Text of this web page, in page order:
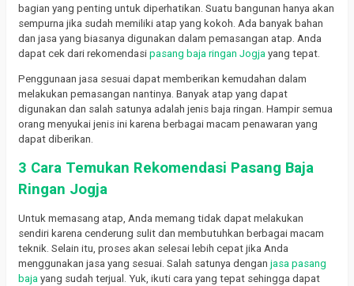
bagian yang penting untuk diperhatikan. Suatu bangunan hanya akan
sempurna jika sudah memiliki atap yang kokoh. Ada banyak bahan
dan jasa yang biasanya digunakan dalam pemasangan atap. Anda
dapat cek dari rekomendasi pasang baja ringan Jogja yang tepat.
Penggunaan jasa sesuai dapat memberikan kemudahan dalam
melakukan pemasangan nantinya. Banyak atap yang dapat
digunakan dan salah satunya adalah jenis baja ringan. Hampir semua
orang menyukai jenis ini karena berbagai macam penawaran yang
dapat diberikan.
3 Cara Temukan Rekomendasi Pasang Baja
Ringan Jogja
Untuk memasang atap, Anda memang tidak dapat melakukan
sendiri karena cenderung sulit dan membutuhkan berbagai macam
teknik. Selain itu, proses akan selesai lebih cepat jika Anda
menggunakan jasa yang sesuai. Salah satunya dengan jasa pasang
baja yang sudah terjual. Yuk, ikuti cara yang tepat sehingga dapat